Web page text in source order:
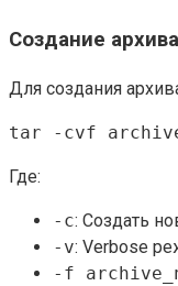
Создание архива
Для создания
tar -cvf
Где:
-c: Создать
-v: Verbose
-f